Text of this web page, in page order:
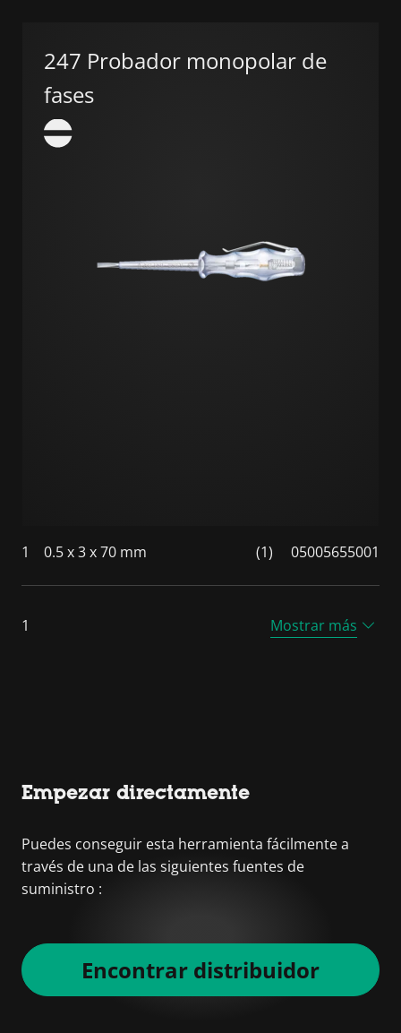
247 Probador monopolar de
fases
1 0.5 x 3 x 70 mm (1) 05005655001
1 Mostrar más
Empezar directamente
Puedes conseguir esta herramienta fácilmente a
través de una de las siguientes fuentes de
suministro :
Encontrar distribuidor